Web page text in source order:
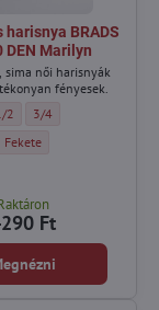
GUCCI G48 60 DEN
GUCCI G48 60
GUCCI G48 60 DEN
harisnya BRADS
DEN Marilyn
sima női harisnyák
fényesek.
mintás harisnya BRADS
2 Női mintás harisnya
3/4
Női mintás harisnya
Fekete
Ft